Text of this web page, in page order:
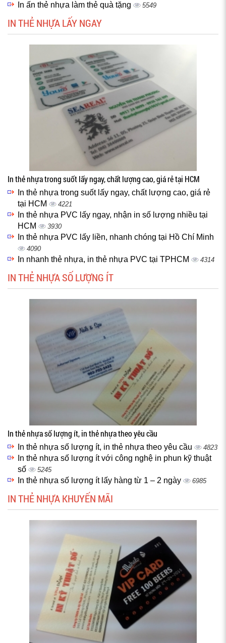
In ấn thẻ nhựa làm thẻ quà tặng 5549
IN THẺ NHỰA LẤY NGAY
In thẻ nhựa trong suốt lấy ngay, chất lượng cao, giá rẻ tại HCM
In thẻ nhựa trong suốt lấy ngay, chất lượng cao, giá rẻ
tại HCM
4221
In thẻ nhựa PVC lấy ngay, nhận in số lượng nhiều tại
HCM
3930
In thẻ nhựa PVC lấy liền, nhanh chóng tại Hồ Chí Minh
4090
In nhanh thẻ nhựa, in thẻ nhựa PVC tại TPHCM 4314
IN THẺ NHỰA SỐ LƯỢNG ÍT
In thẻ nhựa số lượng ít, in thẻ nhựa theo yêu cầu
In thẻ nhựa số lượng ít, in thẻ nhựa theo yêu cầu 4823
In thẻ nhựa số lượng ít với công nghệ in phun kỹ thuật
số
5245
In thẻ nhựa số lượng ít lấy hàng từ 1 – 2 ngày 6985
IN THẺ NHỰA KHUYẾN MÃI